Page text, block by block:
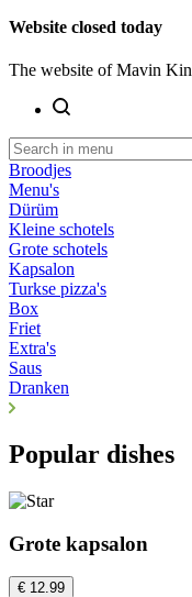
Website closed today
The website of Mavin
Broodjes
Menu's
Dürüm
Kleine schotels
Grote schotels
Kapsalon
Turkse pizza's
Box
Friet
Extra's
Saus
Dranken
Popular dishes
Grote kapsalon
€ 12.99